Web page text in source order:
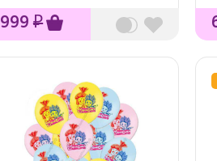
999 ₽